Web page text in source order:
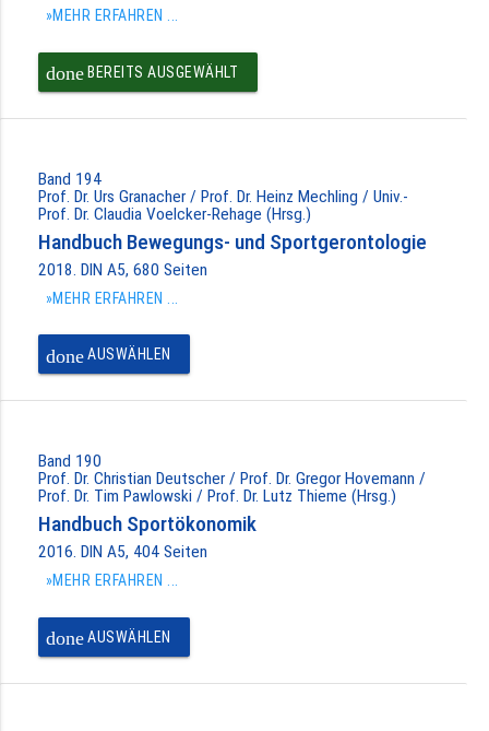
»MEHR ERFAHREN ...
doneBEREITS AUSGEWÄHLT
Band 194
Prof. Dr. Urs Granacher / Prof. Dr. Heinz Mechling / Univ.-
Prof. Dr. Claudia Voelcker-Rehage (Hrsg.)
Handbuch Bewegungs- und Sportgerontologie
2018. DIN A5, 680 Seiten
»MEHR ERFAHREN ...
doneAUSWÄHLEN
Band 190
Prof. Dr. Christian Deutscher / Prof. Dr. Gregor Hovemann /
Prof. Dr. Tim Pawlowski / Prof. Dr. Lutz Thieme (Hrsg.)
Handbuch Sportökonomik
2016. DIN A5, 404 Seiten
»MEHR ERFAHREN ...
doneAUSWÄHLEN